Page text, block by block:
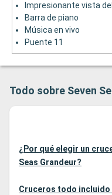
Impresionante vista
Barra de piano
Música en vivo
Puente 11
Todo sobre Seven
¿Por qué elegir un
Seas Grandeur?
Cruceros todo